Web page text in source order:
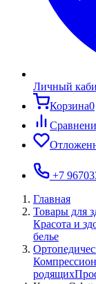
Личный
Корзина0
+7
Главная
Товары для
Красота и
белье
родящих